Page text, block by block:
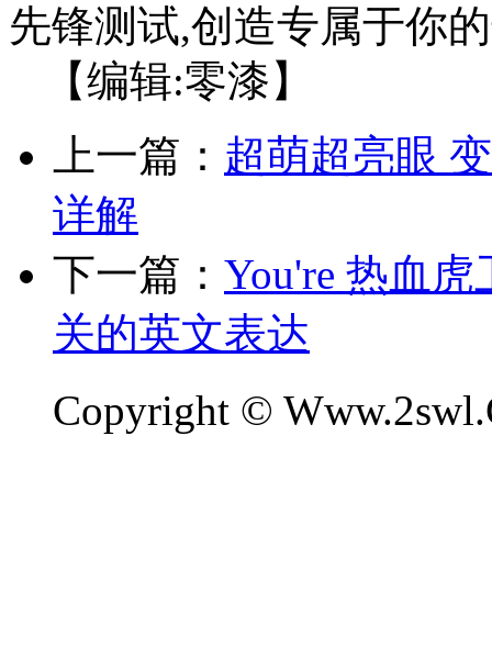
先锋测试,创造专属于你
【编辑:零漆】
上一篇： 超萌超亮眼
详解
下一篇： You're 热血
关的英文表达
Copyright ©